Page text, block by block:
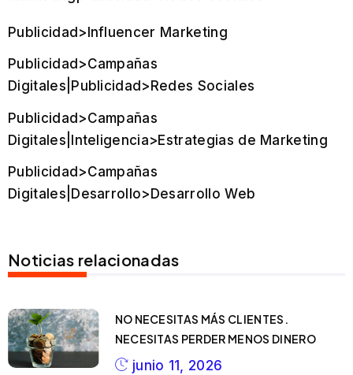
Publicidad>Influencer Marketing
Publicidad>Campañas
Digitales|Publicidad>Redes Sociales
Publicidad>Campañas
Digitales|Inteligencia>Estrategias de Marketing
Publicidad>Campañas
Digitales|Desarrollo>Desarrollo Web
Noticias relacionadas
NO NECESITAS MÁS CLIENTES.
NECESITAS PERDER MENOS DINERO
junio 11, 2026